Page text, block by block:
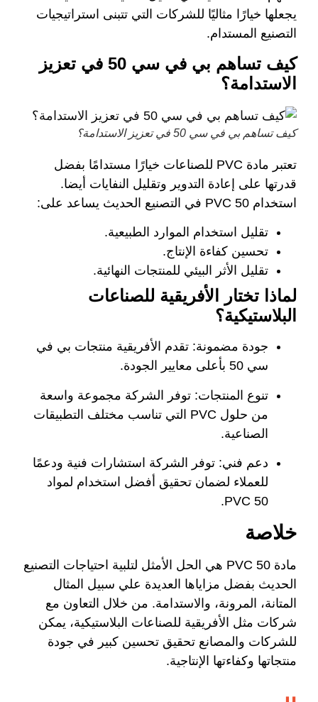
يجعلها خيارًا مثاليًا للشركات التي تتبنى استراتيجيات
التصنيع المستدام.
كيف تساهم بي في سي 50 في تعزيز
الاستدامة؟
كيف تساهم بي في سي 50 في تعزيز الاستدامة؟
تعتبر مادة PVC للصناعات خيارًا مستدامًا بفضل
قدرتها على إعادة التدوير وتقليل النفايات أيضا.
استخدام PVC 50 في التصنيع الحديث يساعد على:
تقليل استخدام الموارد الطبيعية.
تحسين كفاءة الإنتاج.
تقليل الأثر البيئي للمنتجات النهائية.
لماذا تختار الأفريقية للصناعات
البلاستيكية؟
جودة مضمونة: تقدم الأفريقية منتجات بي في
سي 50 بأعلى معايير الجودة.
تنوع المنتجات: توفر الشركة مجموعة واسعة
من حلول PVC التي تناسب مختلف التطبيقات
الصناعية.
دعم فني: توفر الشركة استشارات فنية ودعمًا
للعملاء لضمان تحقيق أفضل استخدام لمواد
PVC 50.
خلاصة
مادة PVC 50 هي الحل الأمثل لتلبية احتياجات التصنيع
الحديث بفضل مزاياها العديدة علي سبيل المثال
المتانة، المرونة، والاستدامة. من خلال التعاون مع
شركات مثل الأفريقية للصناعات البلاستيكية، يمكن
للشركات والمصانع تحقيق تحسين كبير في جودة
منتجاتها وكفاءتها الإنتاجية.